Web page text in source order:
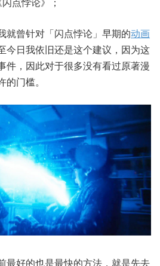
就曾针对「闪点悖论」早期的动画
今日我依旧还是这个建议，因为这
件，因此对于很多没有看过原著漫
门槛。
最好的也是最快的方法，就是先去